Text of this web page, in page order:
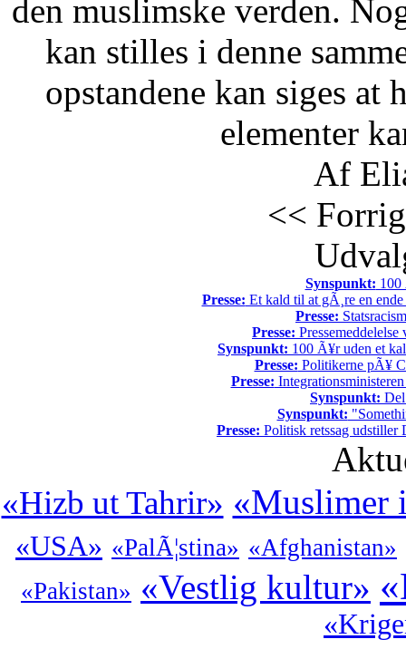
den muslimske verden.
kan stilles i denne
opstandene kan siges at
elementer
Af
<<
Synspunkt: 100
Presse: Et kald til at gÃ¸re en
Presse:
Presse:
Synspunkt: 100 Ã¥r uden et
Presse: Politikerne pÃ¥
Presse:
Synspunkt:
Synspunkt:
Presse: Politisk retssag udstiller
«Hizb ut Tahrir» «Muslimer
«USA» «PalÃ¦stina» «Afghanistan»
«Pakistan» «Vestlig kultur»